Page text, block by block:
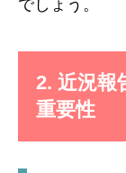
でしょう。
2. 近況報
重要性